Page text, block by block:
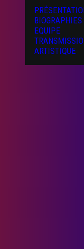
BIOGRAPHIES
EQUIPE
ARTISTIQUE